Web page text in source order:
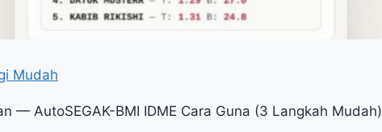
Mudah
— AutoSEGAK-BMI IDME Cara Guna (3 Langkah Mudah)